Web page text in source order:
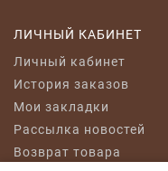
ЛИЧНЫЙ КАБИНЕТ
Личный кабинет
История заказов
Мои закладки
Рассылка новостей
Возврат товара